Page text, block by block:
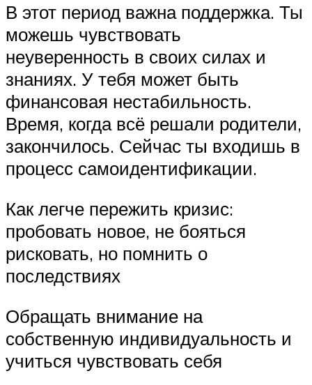
В этот период важна поддержка. Ты
можешь чувствовать
неуверенность в своих силах и
знаниях. У тебя может быть
финансовая нестабильность.
Время, когда всё решали родители,
закончилось. Сейчас ты входишь в
процесс самоидентификации.
Как легче пережить кризис:
пробовать новое, не бояться
рисковать, но помнить о
последствиях
Обращать внимание на
собственную индивидуальность и
учиться чувствовать себя